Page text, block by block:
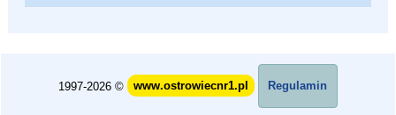
1997-2026 © www.ostrowiecnr1.pl Regulamin